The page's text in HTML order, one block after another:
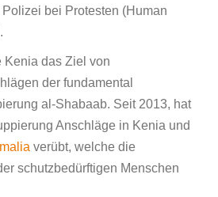
bei Protesten (Human
Kenia das Ziel von
der fundamental
al-Shabaab. Seit 2013, hat
Anschläge in Kenia und
verübt, welche die
schutzbedürftigen Menschen